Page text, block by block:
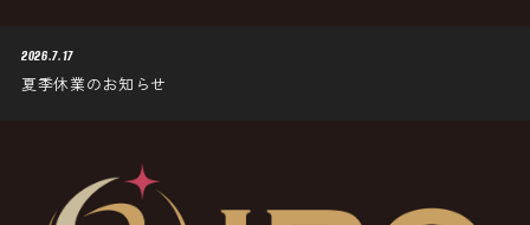
2026.7.17
夏季休業のお知らせ